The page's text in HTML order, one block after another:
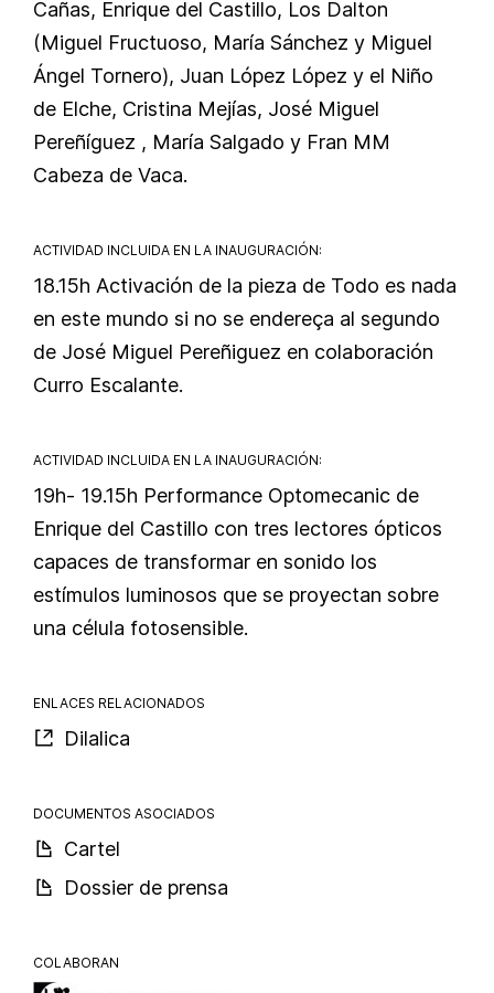
Cañas, Enrique del Castillo, Los Dalton
(Miguel Fructuoso, María Sánchez y Miguel
Ángel Tornero), Juan López López y el Niño
de Elche, Cristina Mejías, José Miguel
Pereñíguez , María Salgado y Fran MM
Cabeza de Vaca.
ACTIVIDAD INCLUIDA EN LA INAUGURACIÓN:
18.15h Activación de la pieza de Todo es nada
en este mundo si no se endereça al segundo
de José Miguel Pereñiguez en colaboración
Curro Escalante.
ACTIVIDAD INCLUIDA EN LA INAUGURACIÓN:
19h- 19.15h Performance Optomecanic de
Enrique del Castillo con tres lectores ópticos
capaces de transformar en sonido los
estímulos luminosos que se proyectan sobre
una célula fotosensible.
ENLACES RELACIONADOS
Dilalica
DOCUMENTOS ASOCIADOS
Cartel
Dossier de prensa
COLABORAN